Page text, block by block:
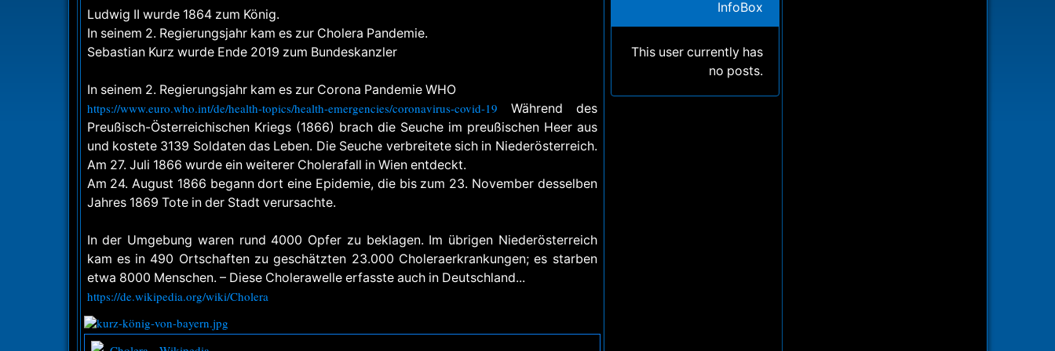
Ludwig II wurde 1864 zum König.
In seinem 2. Regierungsjahr kam es zur Cholera Pandemie.
Sebastian Kurz wurde Ende 2019 zum Bundeskanzler
In seinem 2. Regierungsjahr kam es zur Corona Pandemie WHO
https://www.euro.who.int/de/health-topics/health-emergencies/coronavirus-covid-19 Während des
Preußisch-Österreichischen Kriegs (1866) brach die Seuche im preußischen Heer aus
und kostete 3139 Soldaten das Leben. Die Seuche verbreitete sich in Niederösterreich.
Am 27. Juli 1866 wurde ein weiterer Cholerafall in Wien entdeckt.
Am 24. August 1866 begann dort eine Epidemie, die bis zum 23. November desselben
Jahres 1869 Tote in der Stadt verursachte.
In der Umgebung waren rund 4000 Opfer zu beklagen. Im übrigen Niederösterreich
kam es in 490 Ortschaften zu geschätzten 23.000 Choleraerkrankungen; es starben
etwa 8000 Menschen. – Diese Cholerawelle erfasste auch in Deutschland...
https://de.wikipedia.org/wiki/Cholera
InfoBox
This user currently has
no posts.